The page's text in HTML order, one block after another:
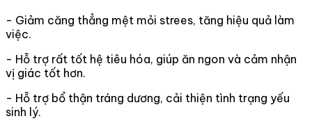
- Giảm căng thẳng mệt mỏi strees, tăng hiệu quả làm
việc.
- Hỗ trợ rất tốt hệ tiêu hóa, giúp ăn ngon và cảm nhận
vị giác tốt hơn.
- Hỗ trợ bổ thận tráng dương, cải thiện tình trạng yếu
sinh lý.